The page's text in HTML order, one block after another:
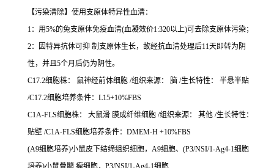
【污染清除】使用支原体特异性血清：
1：用5%的兔支原体免疫血清(血凝效价1:320以上)可去除支原体污染；
2：因特异抗体可抑 制支原体生长，故经抗血清处理后11天即转为阴
性，并且5个月后仍为阴性。
C17.2细胞株： 鼠神经前体细胞 /组织来源： 脑 /生长特性： 半悬半贴
/C17.2细胞培养条件：L15+10%FBS
C1A-FLS细胞株： 大鼠滑 膜成纤维细胞 /组织来源： 其他 /生长特性：
贴壁 /C1A-FLS细胞培养条件：DMEM-H +10%FBS
(A9细胞培养)小鼠皮下结缔组织细胞，A9细胞、(P3/NSI/1-Ag4-1细胞
培养)小鼠骨髓 瘤细胞，P3/NSI/1-Ag4-1细胞